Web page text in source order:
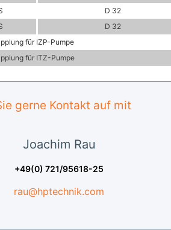
D 32
D 32
für IZP-Pumpe
für ITZ-Pumpe
gerne Kontakt auf mit
Joachim Rau
+49(0) 721/95618-25
rau@hptechnik.com